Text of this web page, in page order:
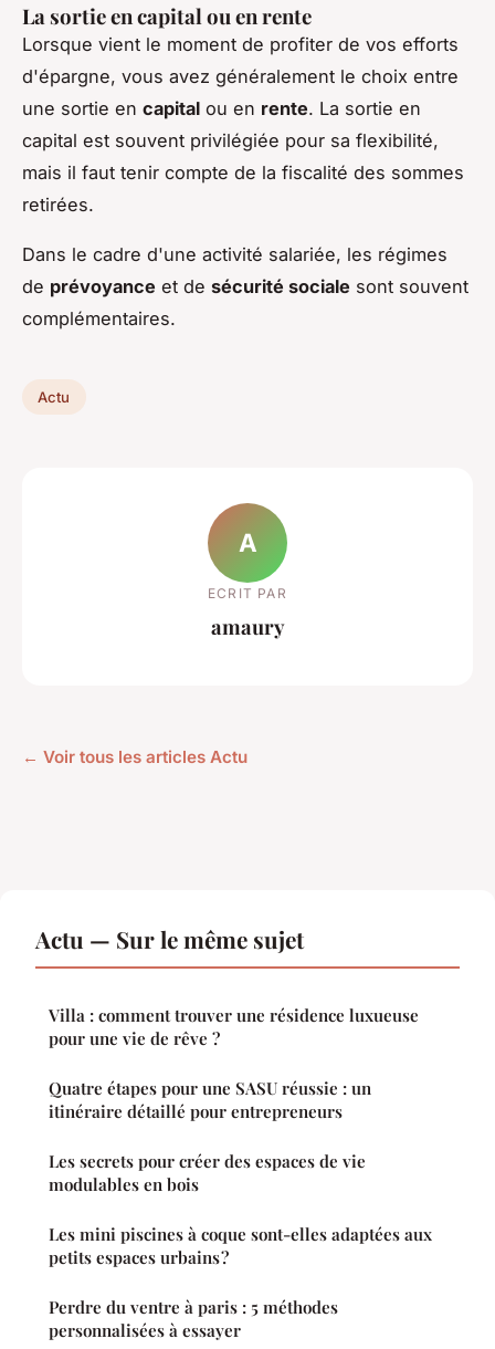
La sortie en capital ou en rente
Lorsque vient le moment de profiter de vos efforts
d'épargne, vous avez généralement le choix entre
une sortie en capital ou en rente. La sortie en
capital est souvent privilégiée pour sa flexibilité,
mais il faut tenir compte de la fiscalité des sommes
retirées.
Dans le cadre d'une activité salariée, les régimes
de prévoyance et de sécurité sociale sont souvent
complémentaires.
Actu
A
ECRIT PAR
amaury
← Voir tous les articles Actu
Actu — Sur le même sujet
Villa : comment trouver une résidence luxueuse
pour une vie de rêve ?
Quatre étapes pour une SASU réussie : un
itinéraire détaillé pour entrepreneurs
Les secrets pour créer des espaces de vie
modulables en bois
Les mini piscines à coque sont-elles adaptées aux
petits espaces urbains ?
Perdre du ventre à paris : 5 méthodes
personnalisées à essayer